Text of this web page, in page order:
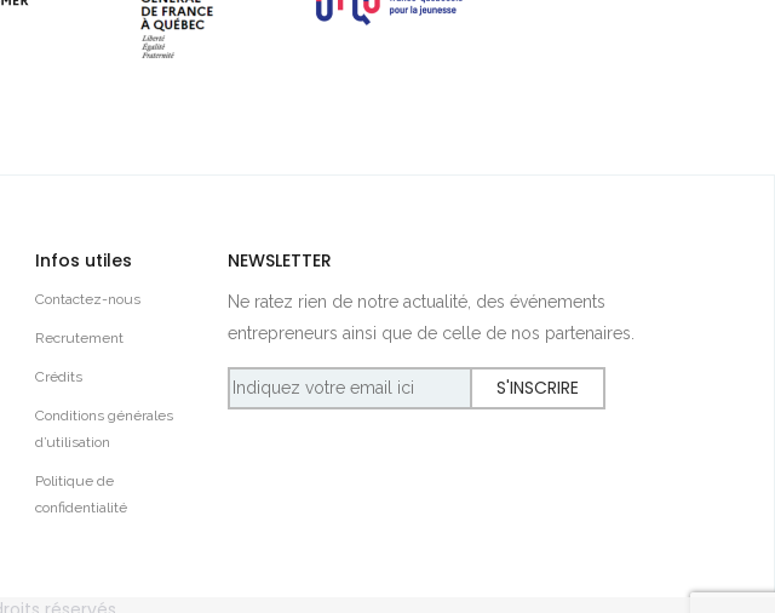
Infos utiles
Contactez-nous
Recrutement
Crédits
Conditions générales
d’utilisation
Politique de
confidentialité
NEWSLETTER
Ne ratez rien de notre actualité, des événements
entrepreneurs ainsi que de celle de nos partenaires.